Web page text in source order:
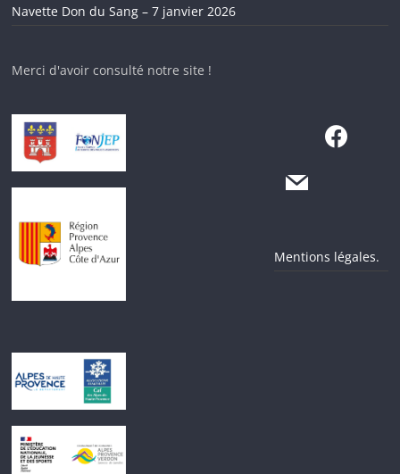
Navette Don du Sang – 7 janvier 2026
Merci d'avoir consulté notre site !
Mentions légales.